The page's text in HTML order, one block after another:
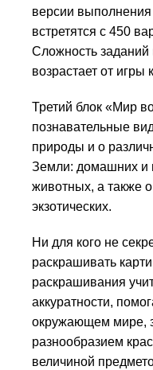
версии выполнения
встретятся с 450
Сложность
возрастает от игры
Третий блок «Мир
познавательные
природы и о
Земли: домашних и
животных, а также
экзотических.
Ни для кого не
раскрашивать
раскрашивания
аккуратности,
окружающем мире,
разнообразием
величиной